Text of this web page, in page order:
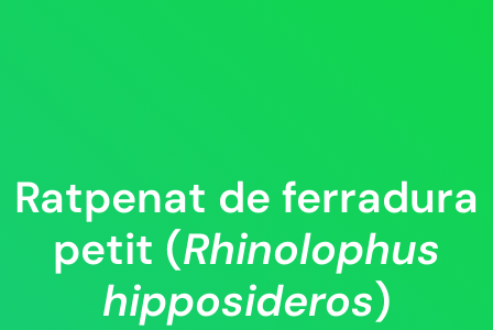
Ratpenat de ferradura
petit (Rhinolophus
hipposideros)